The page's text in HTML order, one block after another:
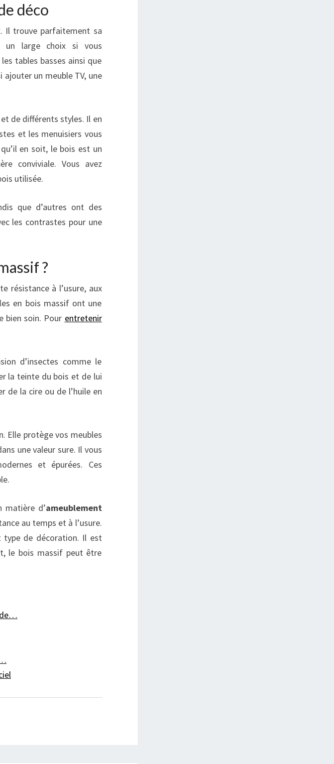
déco
Il trouve parfaitement sa
un large choix si vous
tables basses ainsi que
un meuble TV, une
de différents styles. Il en
et les menuisiers vous
en soit, le bois est un
conviviale. Vous avez
utilisée.
que d’autres ont des
les contrastes pour une
?
résistance à l’usure, aux
en bois massif ont une
bien soin. Pour entretenir
d’insectes comme le
la teinte du bois et de lui
de la cire ou de l’huile en
Elle protège vos meubles
une valeur sure. Il vous
et épurées. Ces
matière d’ameublement
au temps et à l’usure.
type de décoration. Il est
le bois massif peut être
de…